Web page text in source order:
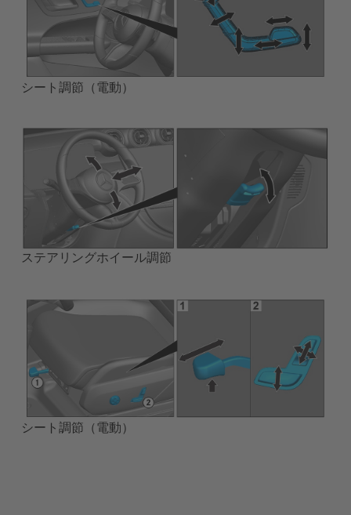
シート調節（電動）
ステアリングホイール調節
シート調節（電動）